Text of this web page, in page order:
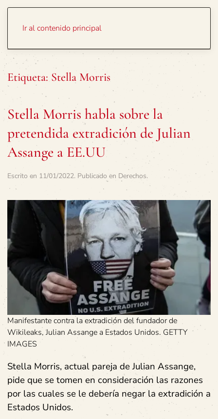
Ir al contenido principal
Etiqueta: Stella Morris
Stella Morris habla sobre la
pretendida extradición de Julian
Assange a EE.UU
Escrito en 11/01/2022. Publicado en Derechos.
Manifestante contra la extradición del fundador de
Wikileaks, Julian Assange a Estados Unidos. GETTY
IMAGES
Stella Morris, actual pareja de Julian Assange,
pide que se tomen en consideración las razones
por las cuales se le debería negar la extradición a
Estados Unidos.